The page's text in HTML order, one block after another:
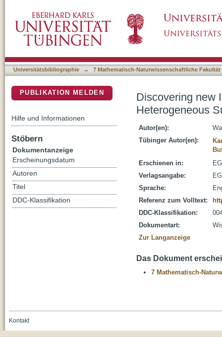
Machine Learning
Universitätsbibliographie → 7 Mathematisch-Naturwissenschaftliche Fakultät
Discovering new
Heterogeneous
Autor(en):
Tübinger Autor(en):
Erschienen in:
Verlagsangabe:
Sprache:
Referenz zum Volltext:
DDC-Klassifikation:
Dokumentart:
Zur Langanzeige
Das Dokument
7 Mathematisch-
PUBLIKATION MELDEN
Hilfe und Informationen
Stöbern
Dokumentanzeige
Erscheinungsdatum
Autoren
Titel
DDC-Klassifikation
Kontakt